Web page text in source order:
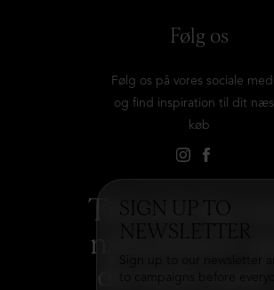
SIGN UP TO
Følg os
Følg os på vores sociale
og find inspiration til dit
køb
Tilmeld dig
nyhedsbrev og